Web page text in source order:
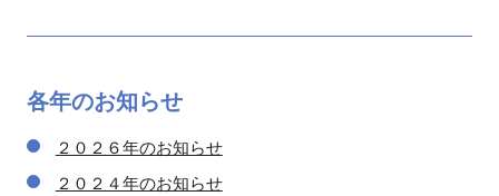
各年のお知らせ
２０２６年のお知らせ
２０２４年のお知らせ